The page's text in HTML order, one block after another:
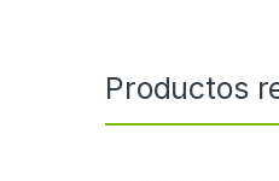
Productos